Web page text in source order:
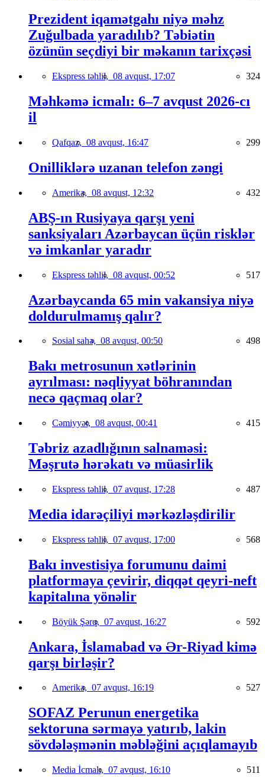
Prezident iqamətgahı niyə məhz
Zuğulbada yaradılıb? Təbiətin
özünün seçdiyi bir məkanın tarixçəsi
Ekspress təhlil, 08 avqust, 17:07 324
Məhkəmə icmalı: 6–7 avqust 2026-cı
il
Qafqaz, 08 avqust, 16:47 299
Onilliklərə uzanan telefon zəngi
Amerika, 08 avqust, 12:32 432
ABŞ-ın Rusiyaya qarşı yeni
sanksiyaları Azərbaycan üçün risklər
və imkanlar yaradır
Ekspress təhlil, 08 avqust, 00:52 517
Azərbaycanda 65 min vakansiya niyə
doldurulmamış qalır?
Sosial sahə, 08 avqust, 00:50 498
Bakı metrosunun xətlərinin
ayrılması: nəqliyyat böhranından
necə qaçmaq olar?
Cəmiyyət, 08 avqust, 00:41 415
Təbriz azadlığının salnaməsi:
Məşrutə hərəkatı və müasirlik
Ekspress təhlil, 07 avqust, 17:28 487
Media idarəçiliyi mərkəzləşdirilir
Ekspress təhlil, 07 avqust, 17:00 568
Bakı investisiya forumunu daimi
platformaya çevirir, diqqət qeyri-neft
kapitalına yönəlir
Böyük Şərq, 07 avqust, 16:27 592
Ankara, İslamabad və Ər-Riyad kimə
qarşı birləşir?
Amerika, 07 avqust, 16:19 527
SOFAZ Perunun energetika
sektoruna sərmayə yatırıb, lakin
sövdələşmənin məbləğini açıqlamayıb
Media İcmalı, 07 avqust, 16:10 511